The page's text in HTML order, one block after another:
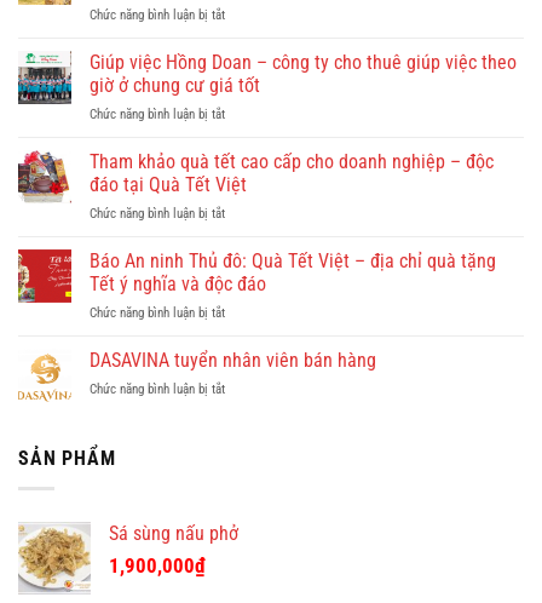
Chức năng bình luận bị tắtở
Nhơn
có
gì
đẹp?
vu
khám
phá
Quy
cùng
Dulichkhatvongviet.com
Định
Online
Giúp việc Hồng Doan – công ty cho thuê giúp việc theo
giờ ở chung cư giá tốt
Chức năng bình luận bị tắtở
việc
Hồng
Doan
–
ty
cho
giúp
theo
Tham khảo quà tết cao cấp cho doanh nghiệp – độc
đáo tại Quà Tết Việt
Chức năng bình luận bị tắtở
khảo
quà
tết
cao
cho
nghiệp
Tết
Việt
Báo An ninh Thủ đô: Quà Tết Việt – địa chỉ quà tặng
Tết ý nghĩa và độc đáo
Chức năng bình luận bị tắtở
An
Thủ
chỉ
DASAVINA tuyển nhân viên bán hàng
Chức năng bình luận bị tắtở
SẢN PHẨM
Sá sùng nấu phở
1,900,000₫